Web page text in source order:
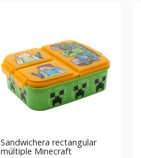
Sandwichera rectangular
múltiple Minecraft